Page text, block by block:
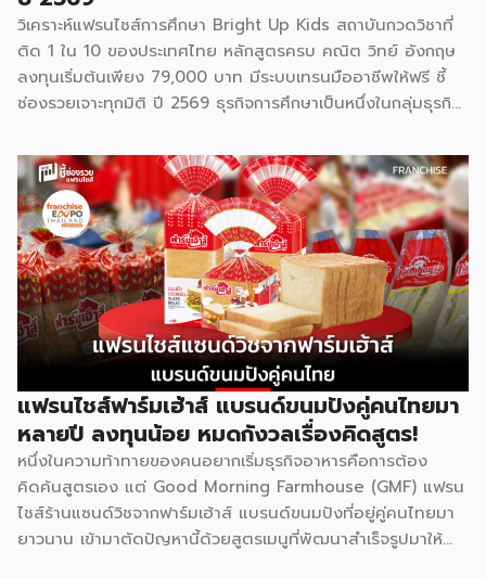
วิเคราะห์แฟรนไชส์การศึกษา Bright Up Kids สถาบันกวดวิชาที่
ติด 1 ใน 10 ของประเทศไทย หลักสูตรครบ คณิต วิทย์ อังกฤษ
ลงทุนเริ่มต้นเพียง 79,000 บาท มีระบบเทรนมืออาชีพให้ฟรี ชี้
ช่องรวยเจาะทุกมิติ ปี 2569 ธุรกิจการศึกษาเป็นหนึ่งในกลุ่มธุรกิจ
ปกครองไทยให้ความสำคัญกับการเรียนของลูกหลานเสมอ และ
Bright Up Kids คือแบรนด์แฟรนไชส์การศึกษาที่เข้ามาตอบ
โจทย์นี้ ด้วยหลักสูตรที่ได้รับการยอมรับว่าติด 1 ใน 10 กวดวิชาที่
ดีที่สุดในประเทศไทย จุดเด่นสำคัญคืองบลงทุนเริ่มต้นเพียง
79,000 บาท พร้อมระบบเทรนแบบมืออาชีพให้ฟรี ทำให้ผู้ที่ไม่มี
ประสบการณ์ด้านการสอนมาก่อนก็สามารถเป็นเจ้าของธุรกิจกวด
วิชาได้ รู้จัก Bright Up Kids ก่อนตัดสินใจ Bright Up Kids
เป็นแฟรนไชส์การศึกษาที่มีหลักสูตรครบ จบที่เดียว ครอบคลุม
วิชาหลักอย่างคณิตศาสตร์ วิทยาศาสตร์ และภาษาอังกฤษ ซึ่งเป็น
วิชาที่ผู้ปกครองส่วนใหญ่ให้ความสำคัญที่สุดในการติวเสริมให้ลูก
จุดแข็งที่ทำให้แบรนด์ได้รับความเชื่อถือคือการติดอันดับ 1 ใน 10
[…]
แฟรนไชส์ฟาร์มเฮ้าส์ แบรนด์ขนมปังคู่คนไทยมา
หลายปี ลงทุนน้อย หมดกังวลเรื่องคิดสูตร!
หนึ่งในความท้าทายของคนอยากเริ่มธุรกิจอาหารคือการต้อง
คิดค้นสูตรเอง แต่ Good Morning Farmhouse (GMF) แฟรน
ไชส์ร้านแซนด์วิชจากฟาร์มเฮ้าส์ แบรนด์ขนมปังที่อยู่คู่คนไทยมา
ยาวนาน เข้ามาตัดปัญหานี้ด้วยสูตรเมนูที่พัฒนาสำเร็จรูปมาให้